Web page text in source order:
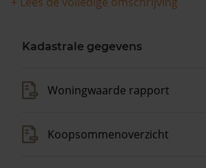
Kadastrale gegevens
Woningwaarde rapport
Koopsommenoverzicht